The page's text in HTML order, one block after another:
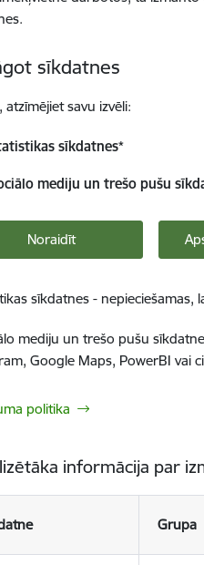
sīkdatnes
atzīmējiet savu izvēli:
sīkdatnes*
mediju un trešo pušu
Noraidīt
sīkdatnes -
mediju un trešo pušu
Google Maps, PowerBI vai
politika
informācija par
Grupa